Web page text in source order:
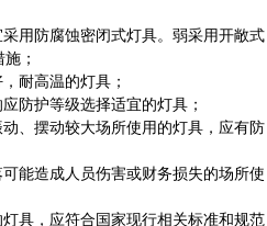
用防腐蚀密闭式灯具。弱采用开敞式
；
耐高温的灯具；
防护等级选择适宜的灯具；
、摆动较大场所使用的灯具，应有防
能造成人员伤害或财务损失的场所使
具，应符合国家现行相关标准和规范